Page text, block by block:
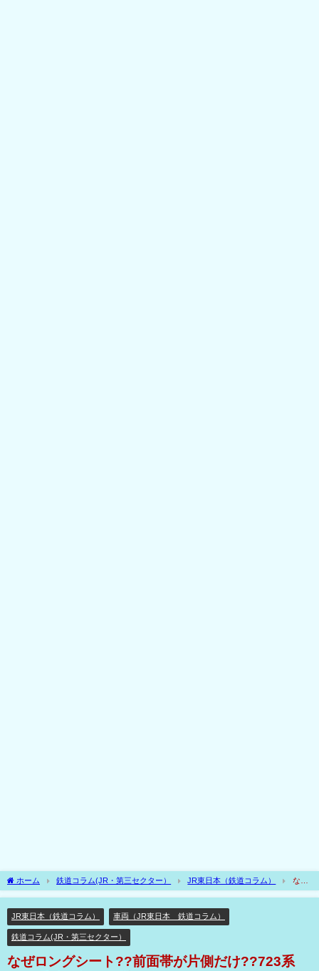
ホーム 鉄道コラム(JR・第三セクター） JR東日本（鉄道コラム）
なぜ
ロングシート??前面帯が片側だけ??723系5000番台の深まる謎の真相は？
JR東日本（鉄道コラム） 車両（JR東日本 鉄道コラム）
鉄道コラム(JR・第三セクター）
なぜロングシート??前面帯が片側だけ??723系